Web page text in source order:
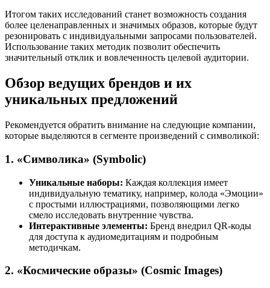
Итогом таких исследований станет возможность создания
более целенаправленных и значимых образов, которые будут
резонировать с индивидуальными запросами пользователей.
Использование таких методик позволит обеспечить
значительный отклик и вовлеченность целевой аудитории.
Обзор ведущих брендов и их
уникальных предложений
Рекомендуется обратить внимание на следующие компании,
которые выделяются в сегменте произведений с символикой:
1. «Символика» (Symbolic)
Уникальные наборы: Каждая коллекция имеет
индивидуальную тематику, например, колода «Эмоции»
с простыми иллюстрациями, позволяющими легко
смело исследовать внутренние чувства.
Интерактивные элементы: Бренд внедрил QR-коды
для доступа к аудиомедитациям и подробным
методичкам.
2. «Космические образы» (Cosmic Images)